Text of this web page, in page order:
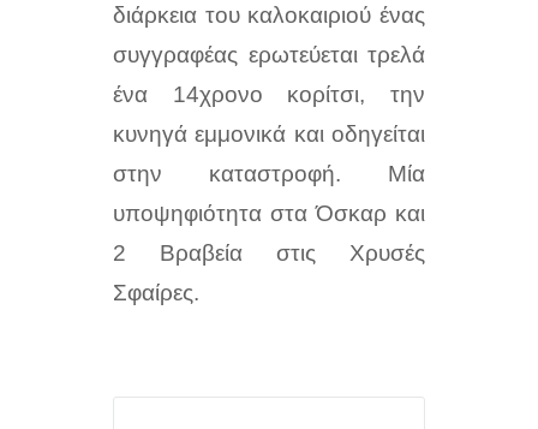
διάρκεια του καλοκαιριού ένας
συγγραφέας ερωτεύεται τρελά
ένα 14χρονο κορίτσι, την
κυνηγά εμμονικά και οδηγείται
στην καταστροφή. Μία
υποψηφιότητα στα Όσκαρ και
2 Βραβεία στις Χρυσές
Σφαίρες.